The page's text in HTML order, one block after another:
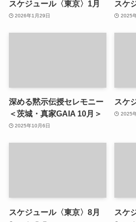
スケジュール〈東京〉1月
2026年1月29日
スケ
2025
深める黙示伝授セレモニー
＜茨城・真家GAIA 10月＞
2025年10月6日
スケ
2025
スケジュール〈東京〉8月 スケ